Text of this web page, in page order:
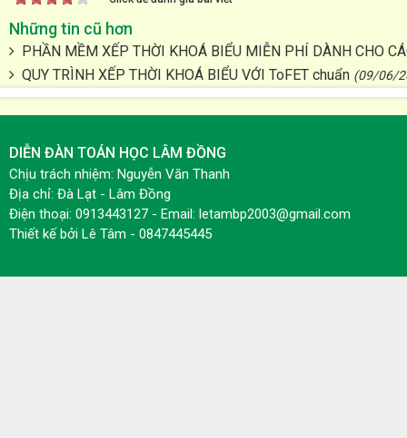
Những tin cũ hơn
PHẦN MỀM XẾP THỜI KHOÁ BIỂU MIỄN PHÍ DÀNH CHO
QUY TRÌNH XẾP THỜI KHOÁ BIỂU VỚI ToFET chuẩn (09/06/
DIỄN ĐÀN TOÁN HỌC LÂM ĐỒNG
Chịu trách nhiệm: Nguyễn Văn Thanh
Địa chỉ: Đà Lạt - Lâm Đồng
Điện thoại: 0913443127 - Email: letambp2003@gmail.com
Thiết kế bởi Lê Tâm - 0847445445